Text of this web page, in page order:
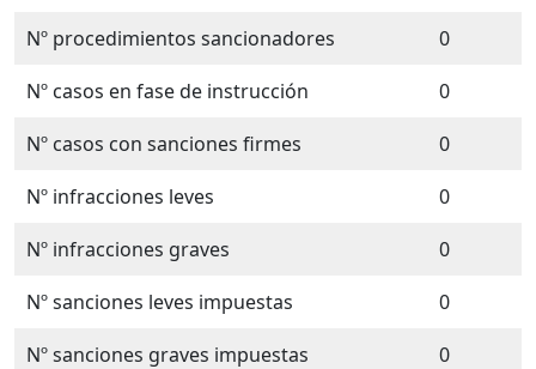
Nº procedimientos sancionadores
0
Nº casos en fase de instrucción
0
Nº casos con sanciones firmes
0
Nº infracciones leves
0
Nº infracciones graves
0
Nº sanciones leves impuestas
0
Nº sanciones graves impuestas
0